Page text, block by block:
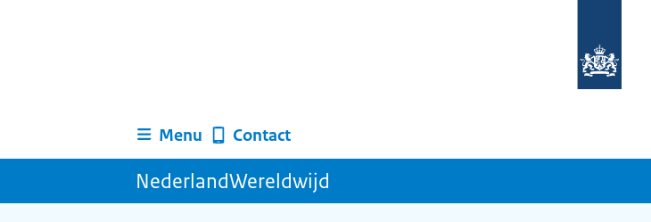
homepage
Menu Contact
NederlandWereldwijd